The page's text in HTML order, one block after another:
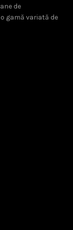
de
gamă variată de